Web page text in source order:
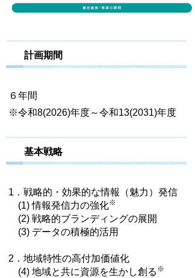
計画期間
６年間
※令和8(2026)年度～令和13(2031)年度
基本戦略
1．戦略的・効果的な情報（魅力）発信
(1) 情報発信力の強化※
(2) 戦略的ブランディングの展開
(3) データの積極的活用
2．地域特性の高付加価値化
(4) 地域と共に資源を生かし創る ※